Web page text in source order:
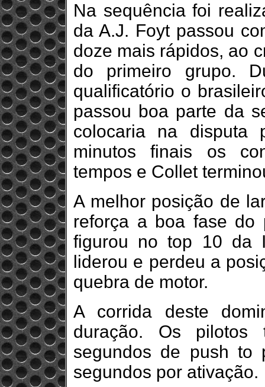
Na sequência foi
da A.J. Foyt passou
doze mais rápidos, ao
do primeiro grupo.
qualificatório o
passou boa parte da
colocaria na disputa
minutos finais os
tempos e Collet
A melhor posição de
reforça a boa fase do
figurou no top 10 da
liderou e perdeu a
quebra de motor.
A corrida deste
duração. Os
segundos de push to
segundos por ativação.